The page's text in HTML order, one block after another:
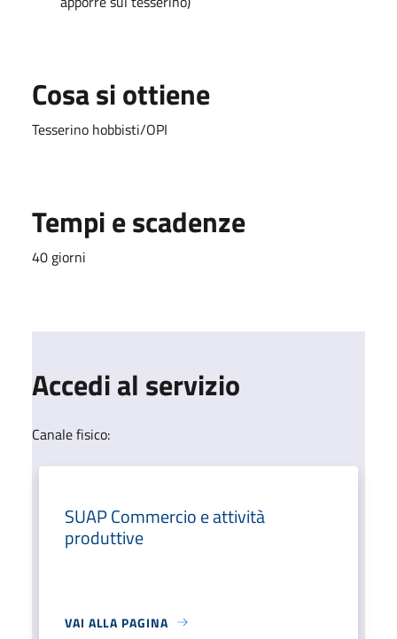
Cosa si ottiene
Tesserino hobbisti/OPI
Tempi e scadenze
40 giorni
Accedi al servizio
Canale fisico:
SUAP Commercio e attività
produttive
VAI ALLA PAGINA